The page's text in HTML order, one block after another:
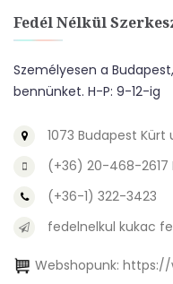
Fedél Nélkül
Személyesen a
bennünket. H-P: 9-12-ig
1073 Budapest Kürt
(+36) 20-468-2617
(+36-1) 322-3423
fedelnelkul kukac
Webshopunk: https://